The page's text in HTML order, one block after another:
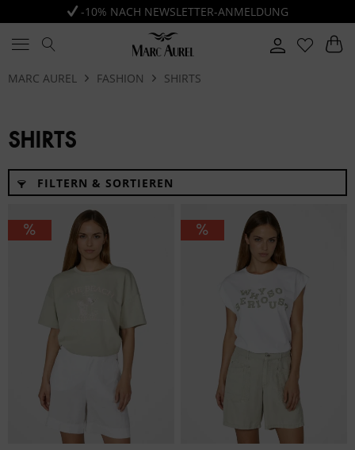
-10% NACH NEWSLETTER-ANMELDUNG
MARC AUREL FASHION SHIRTS
SHIRTS
FILTERN & SORTIEREN